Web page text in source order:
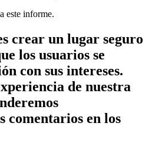
este informe.
crear un lugar seguro
los usuarios se
con sus intereses.
de nuestra
comentarios en los